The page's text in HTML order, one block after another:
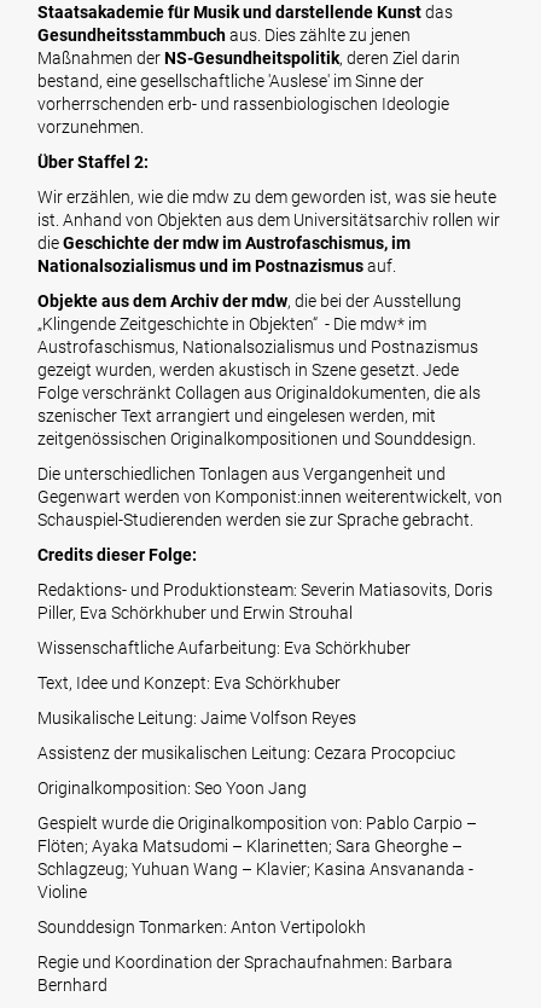
Staatsakademie für Musik und darstellende Kunstdas
Gesundheitsstammbuchaus. Dies zählte zu jenen
Maßnahmen derNS-Gesundheitspolitik, deren Ziel darin
bestand, eine gesellschaftliche 'Auslese' im Sinne der
vorherrschenden erb- und rassenbiologischen Ideologie
vorzunehmen.
Über Staffel 2:
Wir erzählen, wie die mdw zu dem geworden ist, was sie heute
ist. Anhand von Objekten aus dem Universitätsarchiv rollen wir
dieGeschichte der mdw im Austrofaschismus, im
Nationalsozialismus und im Postnazismusauf.
Objekte aus dem Archiv der mdw, die bei der Ausstellung
„Klingende Zeitgeschichte in Objekten“ - Die mdw* im
Austrofaschismus, Nationalsozialismus und Postnazismus
gezeigt wurden, werden akustisch in Szene gesetzt. Jede
Folge verschränkt Collagen aus Originaldokumenten, die als
szenischer Text arrangiert und eingelesen werden, mit
zeitgenössischen Originalkompositionen und Sounddesign.
Die unterschiedlichen Tonlagen aus Vergangenheit und
Gegenwart werden von Komponist:innen weiterentwickelt, von
Schauspiel-Studierenden werden sie zur Sprache gebracht.
Credits dieser Folge:
Redaktions- und Produktionsteam: Severin Matiasovits, Doris
Piller, Eva Schörkhuber und Erwin Strouhal
Wissenschaftliche Aufarbeitung: Eva Schörkhuber
Text, Idee und Konzept: Eva Schörkhuber
Musikalische Leitung: Jaime Volfson Reyes
Assistenz der musikalischen Leitung: Cezara Procopciuc
Originalkomposition: Seo Yoon Jang
Gespielt wurde die Originalkomposition von: Pablo Carpio –
Flöten; Ayaka Matsudomi – Klarinetten; Sara Gheorghe –
Schlagzeug; Yuhuan Wang – Klavier; Kasina Ansvananda -
Violine
Sounddesign Tonmarken: Anton Vertipolokh
Regie und Koordination der Sprachaufnahmen: Barbara
Bernhard